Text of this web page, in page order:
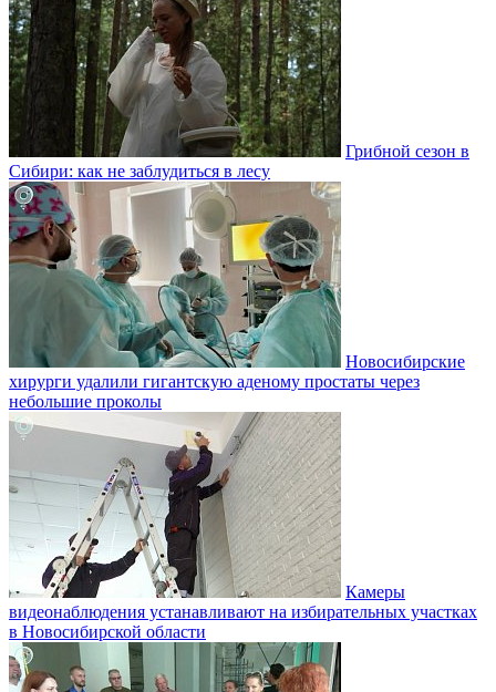
Грибной сезон в
Сибири: как не заблудиться в лесу
Новосибирские
хирурги удалили гигантскую аденому простаты через
небольшие проколы
Камеры
видеонаблюдения устанавливают на избирательных участках
в Новосибирской области